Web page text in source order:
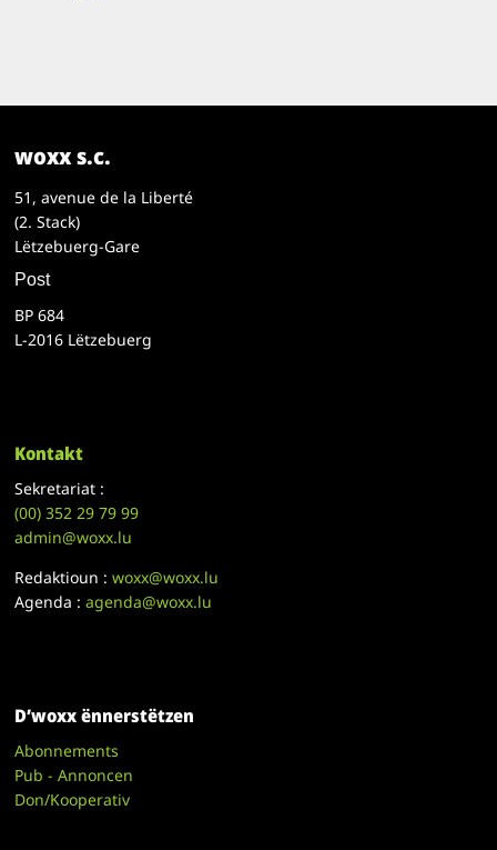
woxx s.c.
51, avenue de la Liberté
(2. Stack)
Lëtzebuerg-Gare
Post
BP 684
L-2016 Lëtzebuerg
Kontakt
Sekretariat :
(00)352 29 79 99
admin@woxx.lu
Redaktioun :woxx@woxx.lu
Agenda :agenda@woxx.lu
D’woxx ënnerstëtzen
Abonnements
Pub - Annoncen
Don/Kooperativ